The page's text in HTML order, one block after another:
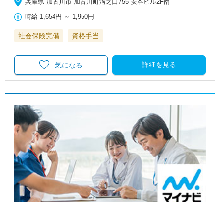
兵庫県 加古川市 加古川町溝之口755 安本ビル2F南
時給 1,654円 ～ 1,950円
社会保険完備 資格手当
詳細を見る
気になる